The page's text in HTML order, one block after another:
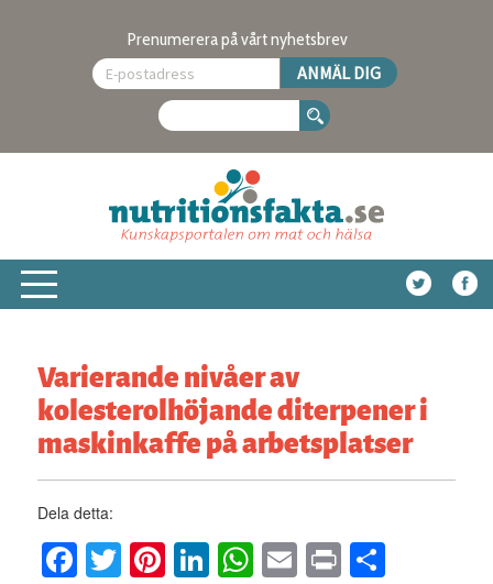
Prenumerera på vårt nyhetsbrev
Varierande nivåer av
kolesterolhöjande diterpener i
maskinkaffe på arbetsplatser
Dela detta:
Facebook
Twitter
Pinterest
LinkedIn
WhatsApp
Email
Print